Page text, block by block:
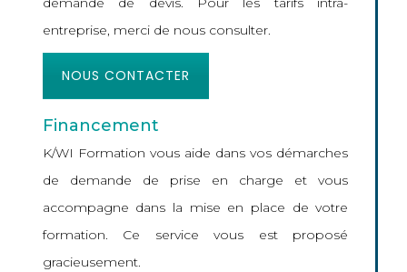
entreprise, merci de nous consulter.
NOUS CONTACTER
Financement
K/WI Formation vous aide dans vos démarches
de demande de prise en charge et vous
accompagne dans la mise en place de votre
formation. Ce service vous est proposé
gracieusement.